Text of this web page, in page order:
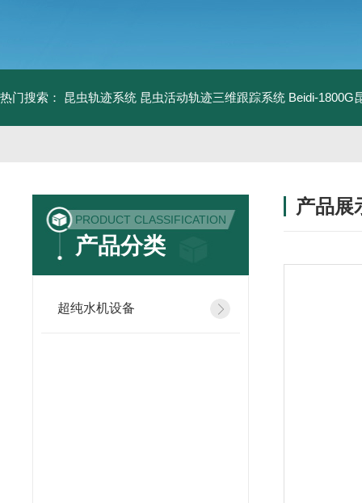
热门搜索： 昆虫轨迹系统 昆虫活动轨迹三维跟踪系统 Beidi-1800G
PRODUCT CLASSIFICATION
产品分类
超纯水机设备
产品展